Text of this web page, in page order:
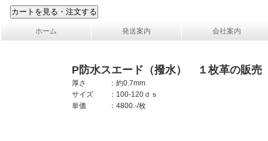
ホーム 発送案内 会社案内
P防水スエード（撥水） １枚革の販売
厚さ
：約0.7mm
サイズ
：100-120ｄｓ
単価
：4800.-/枚